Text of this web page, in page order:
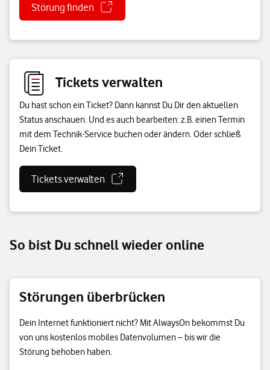
Störung finden
Tickets verwalten
Du hast schon ein Ticket? Dann kannst Du Dir den aktuellen
Status anschauen. Und es auch bearbeiten: z.B. einen Termin
mit dem Technik-Service buchen oder ändern. Oder schließ
Dein Ticket.
Tickets verwalten
So bist Du schnell wieder online
Störungen überbrücken
Dein Internet funktioniert nicht? Mit AlwaysOn bekommst Du
von uns kostenlos mobiles Datenvolumen – bis wir die
Störung behoben haben.